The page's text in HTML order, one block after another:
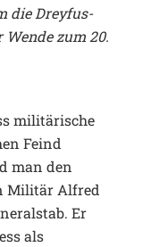
die Dreyfus-
zum 20.
militärische
Feind
man den
Militär Alfred
Er
als